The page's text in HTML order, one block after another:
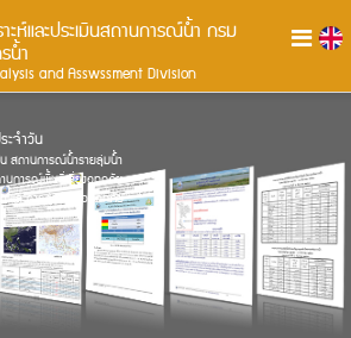
ะห์และประเมินสถานการณ์น้ำ กรม
น้ำ
and Asswssment Division
ะจำวัน
สถานการณ์น้ำรายลุ่มน้ำ
านการณ์พื้นที่เสี่ยงอุทกภัย
า และการช่วยเหลืออุทกภัย-